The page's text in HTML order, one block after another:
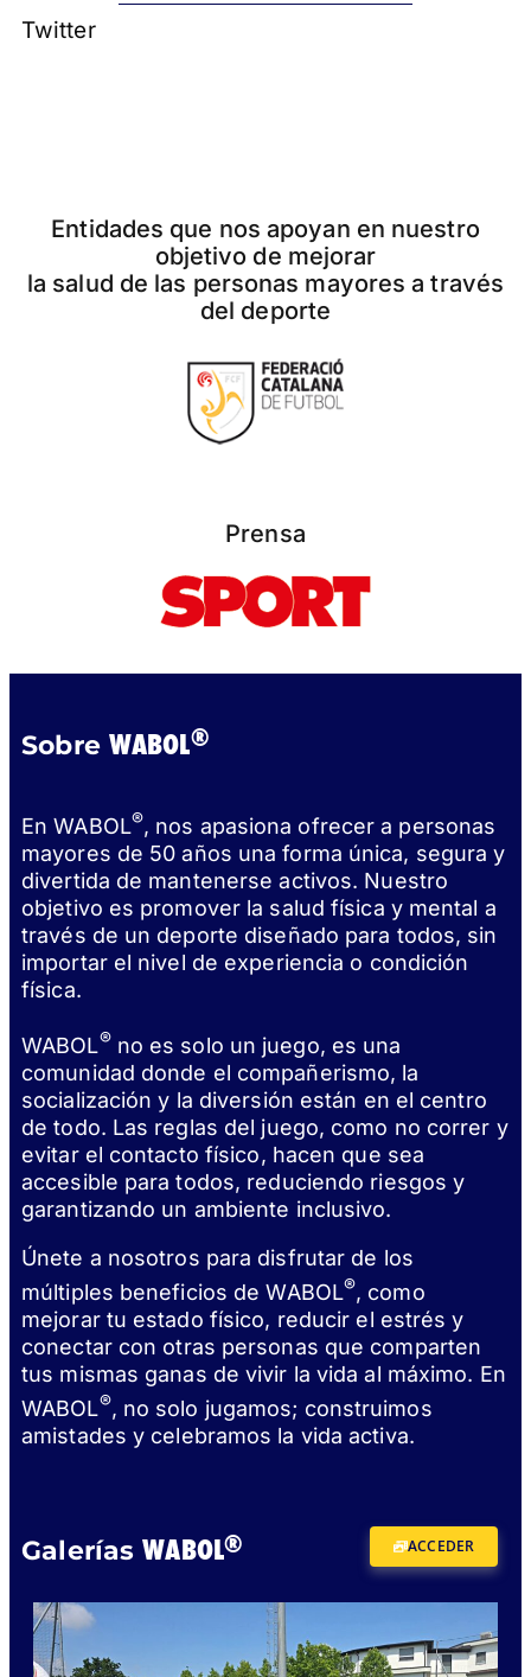
Twitter
Entidades que nos apoyan en nuestro
objetivo de mejorar
la salud de las personas mayores a través
del deporte
Prensa
Sobre WABOL®
En WABOL®, nos apasiona ofrecer a personas
mayores de 50 años una forma única, segura y
divertida de mantenerse activos. Nuestro
objetivo es promover la salud física y mental a
través de un deporte diseñado para todos, sin
importar el nivel de experiencia o condición
física.
WABOL®no es solo un juego, es una
comunidad donde el compañerismo, la
socialización y la diversión están en el centro
de todo. Las reglas del juego, como no correr y
evitar el contacto físico, hacen que sea
accesible para todos, reduciendo riesgos y
garantizando un ambiente inclusivo.
Únete a nosotros para disfrutar de los
múltiples beneficios de WABOL®, como
mejorar tu estado físico, reducir el estrés y
conectar con otras personas que comparten
tus mismas ganas de vivir la vida al máximo. En
WABOL®, no solo jugamos; construimos
amistades y celebramos la vida activa.
GaleríasWABOL® ACCEDER